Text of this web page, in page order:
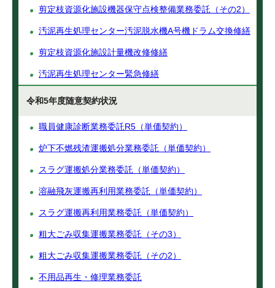
剪定枝資源化施設機器保守点検整備業務委託（その2）
汚泥再生処理センター汚泥脱水機A号機ドラム交換修繕
剪定枝資源化施設計量機改修修繕
汚泥再生処理センター緊急修繕
令和5年度随意契約状況
職員健康診断業務委託R5（単価契約）
炉下不燃残渣運搬処分業務委託（単価契約）
スラグ運搬処分業務委託（単価契約）
溶融飛灰運搬再利用業務委託（単価契約）
スラグ運搬再利用業務委託（単価契約）
粗大ごみ収集運搬業務委託（その3）
粗大ごみ収集運搬業務委託（その2）
不用品再生・修理業務委託